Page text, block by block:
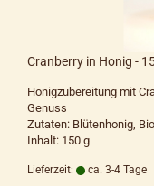
Cranberry in Honig -
Honigzubereitung mit
Genuss
Zutaten: Blütenhonig,
Inhalt: 150 g
Lieferzeit: ca. 3-4 Tage